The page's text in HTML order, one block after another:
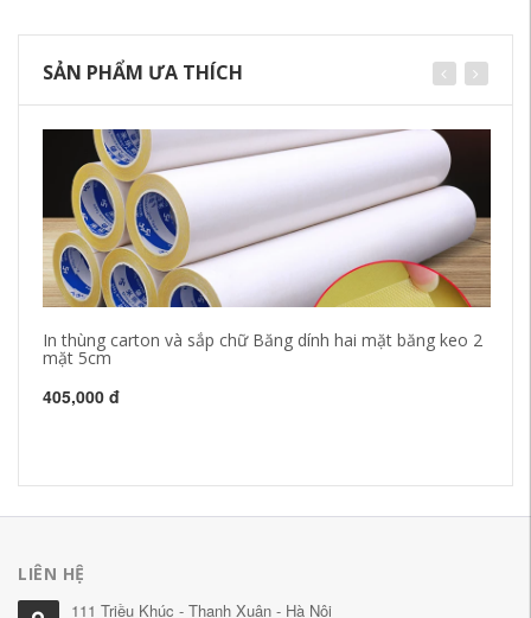
SẢN PHẨM ƯA THÍCH
In thùng carton và sắp chữ Băng dính hai mặt băng keo 2
mặt 5cm
405,000 đ
LIÊN HỆ
111 Triều Khúc - Thanh Xuân - Hà Nội